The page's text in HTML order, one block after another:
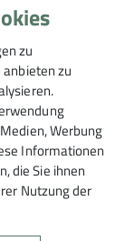
zu
zu
Werbung
Informationen
die Sie ihnen
Nutzung der